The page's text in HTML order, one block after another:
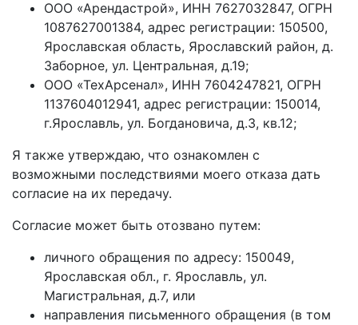
ООО «Арендастрой», ИНН 7627032847, ОГРН
1087627001384, адрес регистрации: 150500,
Ярославская область, Ярославский район, д.
Заборное, ул. Центральная, д.19;
ООО «ТехАрсенал», ИНН 7604247821, ОГРН
1137604012941, адрес регистрации: 150014,
г.Ярославль, ул. Богдановича, д.3, кв.12;
Я также утверждаю, что ознакомлен с
возможными последствиями моего отказа дать
согласие на их передачу.
Согласие может быть отозвано путем:
личного обращения по адресу: 150049,
Ярославская обл., г. Ярославль, ул.
Магистральная, д.7, или
направления письменного обращения (в том